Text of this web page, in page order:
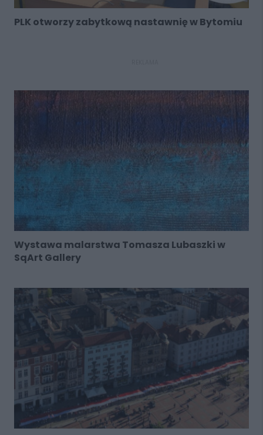
PLK otworzy zabytkową nastawnię w Bytomiu
Wystawa malarstwa Tomasza Lubaszki w
SqArt Gallery